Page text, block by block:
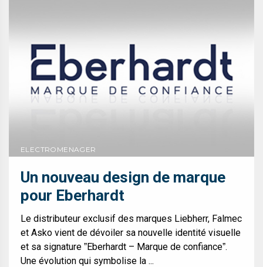
ELECTROMENAGER
Un nouveau design de marque
pour Eberhardt
Le distributeur exclusif des marques Liebherr, Falmec
et Asko vient de dévoiler sa nouvelle identité visuelle
et sa signature ˮEberhardt – Marque de confianceˮ.
Une évolution qui symbolise la ...